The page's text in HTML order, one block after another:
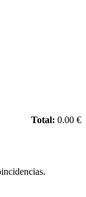
Total: 0.00 €